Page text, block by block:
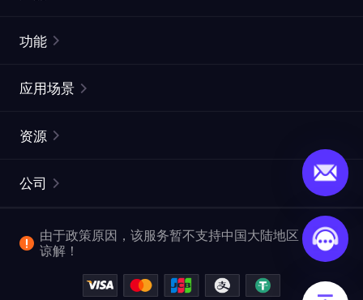
静态住宅代理
网页抓取 API
视频下载 API
功能
ISP代理
ProxySite
应用场景
市场研究
爬行和索引
查看全部使用场景
资源
常见问题解答
位置
公司
企业服务
反洗钱合规计划
由于政策原因，该服务暂不支持中国大陆地区，敬请
谅解！